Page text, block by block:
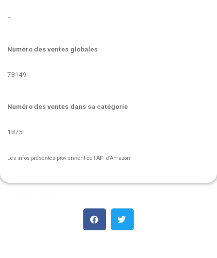
–
Numéro des ventes globales
78149
Numéro des ventes dans sa catégorie
1875
Les infos présentes proviennent de l’API d’Amazon